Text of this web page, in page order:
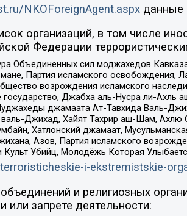
NKOForeignAgent.aspxданные
организаций, в том числе
Федерации
Объединенных сил моджахедов
Партия исламского освобождения,
возрождения исламского
Джабха аль-Нусра ли-
джамаата Ат-Тавхида Валь-
Джихад, Хайят Тахрир аш-Шам, Ахлю
Хатлонский джамаат,
Азов, Партия исламского
Убийц, Молодёжь Которая
i-ekstremistskie-
и религиозных
или запрете деятельности: